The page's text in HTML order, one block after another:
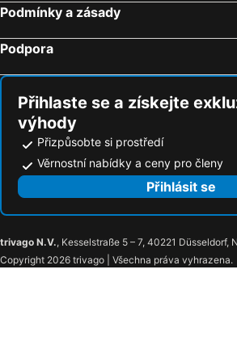
Hotely Merklín
Hotely Krásno
Podmínky a zásady
Podpora
Přihlaste se a získejte
výhody
Přizpůsobte si prostředí
Věrnostní nabídky a ceny pro členy
Přihlásit se
trivago N.V., Kesselstraße 5 – 7, 40221 Düsseldorf,
Copyright 2026 trivago | Všechna práva vyhrazena.